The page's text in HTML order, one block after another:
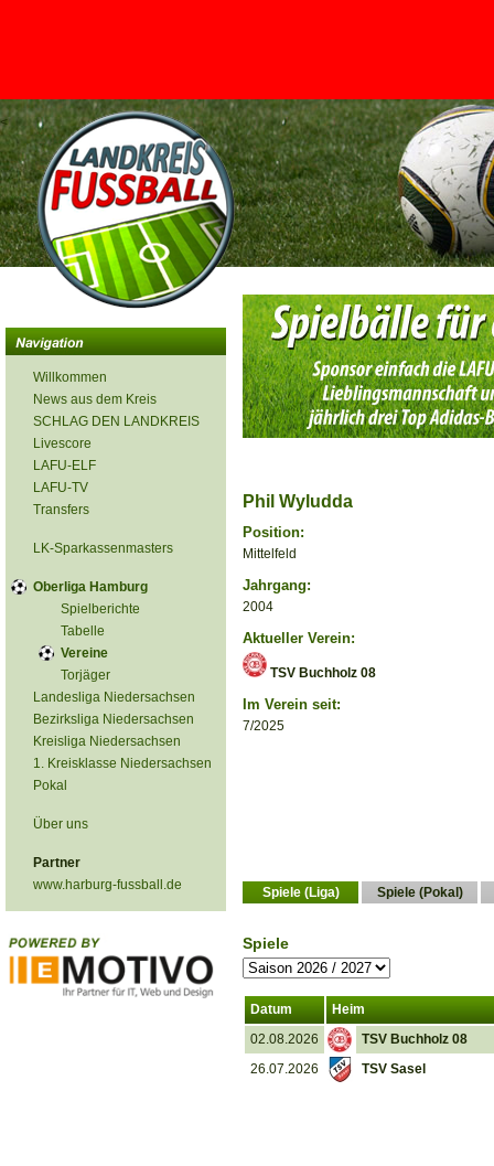
<
Willkommen
News aus dem Kreis
SCHLAG DEN LANDKREIS
Livescore
LAFU-ELF
LAFU-TV
Transfers
LK-Sparkassenmasters
Oberliga Hamburg
Spielberichte
Tabelle
Vereine
Torjäger
Landesliga Niedersachsen
Bezirksliga Niedersachsen
Kreisliga Niedersachsen
1. Kreisklasse Niedersachsen
Pokal
Über uns
Partner
www.harburg-fussball.de
Phil Wyludda
Position:
Mittelfeld
Jahrgang:
2004
Aktueller Verein:
TSV Buchholz 08
Im Verein seit:
7/2025
Spiele (Liga) Spiele (Pokal)
Spiele
Datum
Heim
02.08.2026
TSV Buchholz 08
26.07.2026
TSV Sasel